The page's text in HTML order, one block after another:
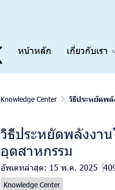
หน้าหลัก เกี่ยวกับเรา
Knowledge Center วิธีประหยัดพลั
วิธีประหยัดพลังงาน
อุตสาหกรรม
อัพเดทล่าสุด: 15 พ.ค. 2025
Knowledge Center